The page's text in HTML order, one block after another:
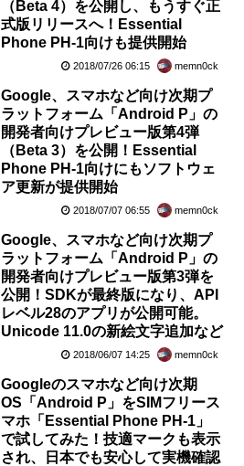
（Beta 4）を公開し、もうすぐ正
式版リリースへ！Essential
Phone PH-1向けも提供開始
2018/07/26 06:15 memn0ck
Google、スマホなど向け次期プ
ラットフォーム「Android P」の
開発者向けプレビュー版第4弾
（Beta 3）を公開！Essential
Phone PH-1向けにもソフトウェ
ア更新が提供開始
2018/07/07 06:55 memn0ck
Google、スマホなど向け次期プ
ラットフォーム「Android P」の
開発者向けプレビュー版第3弾を
公開！SDKが最終版になり、API
レベル28のアプリが公開可能。
Unicode 11.0の新絵文字追加など
2018/06/07 14:25 memn0ck
Googleのスマホなど向け次期
OS「Android P」をSIMフリース
マホ「Essential Phone PH-1」
で試してみた！技適マークも表示
され、日本でも安心して実機確認